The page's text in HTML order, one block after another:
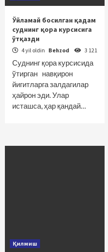
Ўйламай босилган қадам
суднинг қора курсисига
ўтқазди
4 yil oldin Behzod 3 121
Суднинг қора курсисида
ўтирган навқирон
йигитларга залдагилар
ҳайрон эди. Улар
исташса, ҳар қандай…
Қилмиш